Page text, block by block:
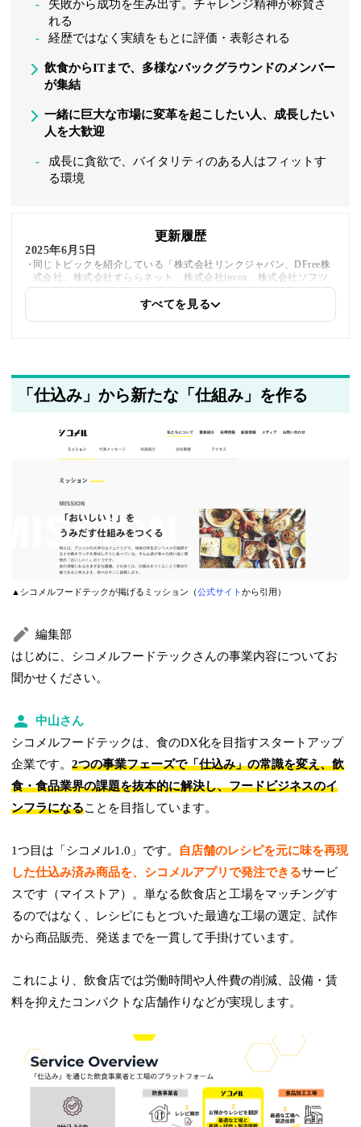
失敗から成功を生み出す。チャレンジ精神が称賛さ
れる
経歴ではなく実績をもとに評価・表彰される
飲食からITまで、多様なバックグラウンドのメンバー
が集結
一緒に巨大な市場に変革を起こしたい人、成長したい
人を大歓迎
成長に貪欲で、バイタリティのある人はフィットす
る環境
更新履歴
2025年6月5日
同じトピックを紹介している「株式会社リンクジャパン、DFree株
式会社、株式会社すららネット、株式会社invox、株式会社ソフツ
ー、株式会社アグニ・フレア」への内部リンクを追加しました
すべてを見る
「仕込み」から新たな「仕組み」を作る
▲シコメルフードテックが掲げるミッション（公式サイトから引用）
編集部
はじめに、シコメルフードテックさんの事業内容についてお
聞かせください。
中山さん
シコメルフードテックは、食のDX化を目指すスタートアップ
企業です。2つの事業フェーズで「仕込み」の常識を変え、飲
食・食品業界の課題を抜本的に解決し、フードビジネスのイ
ンフラになることを目指しています。
1つ目は「シコメル1.0」です。
自店舗のレシピを元に味を再現
した仕込み済み商品を、シコメルアプリで発注できるサービ
スです（マイストア）。単なる飲食店と工場をマッチングす
るのではなく、レシピにもとづいた最適な工場の選定、試作
から商品販売、発送までを一貫して手掛けています。
これにより、飲食店では労働時間や人件費の削減、設備・賃
料を抑えたコンパクトな店舗作りなどが実現します。